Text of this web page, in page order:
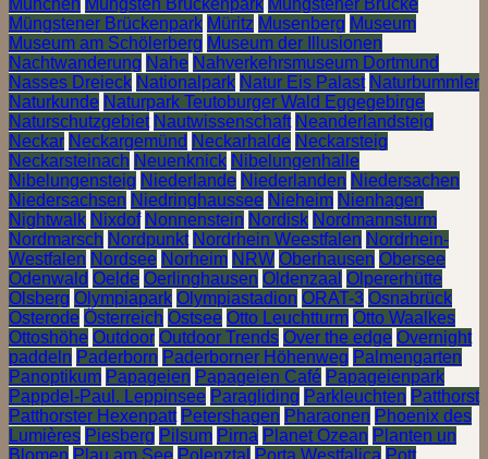
München Müngsten Brückenpark Müngstener Brücke
Müngstener Brückenpark Müritz Musenberg Museum
Museum am Schölerberg Museum der Illusionen
Nachtwanderung Nahe Nahverkehrsmuseum Dortmund
Nasses Dreieck Nationalpark Natur Eis Palast Naturbummler
Naturkunde Naturpark Teutoburger Wald Eggegebirge
Naturschutzgebiet Nautwissenschaft Neanderlandsteig
Neckar Neckargemünd Neckarhalde Neckarsteig
Neckarsteinach Neuenknick Nibelungenhalle
Nibelungensteig Niederlande Niederlanden Niedersachen
Niedersachsen Niedringhaussee Nieheim Nienhagen
Nightwalk Nixdof Nonnenstein Nordisk Nordmannsturm
Nordmarsch Nordpunkt Nordrhein Weestfalen Nordrhein-
Westfalen Nordsee Norheim NRW Oberhausen Obersee
Odenwald Oelde Oerlinghausen Oldenzaal Olpererhütte
Olsberg Olympiapark Olympiastadion ORAT-3 Osnabrück
Osterode Österreich Ostsee Otto Leuchtturm Otto Waalkes
Ottoshöhe Outdoor Outdoor Trends Over the edge Overnight
paddeln Paderborn Paderborner Höhenweg Palmengarten
Panoptikum Papageien Papageien Café Papageienpark
Pappdel-Paul. Leppinsee Paragliding Parkleuchten Patthorst
Patthorster Hexenpatt Petershagen Pharaonen Phoenix des
Lumières Piesberg Pilsum Pirna Planet Ozean Planten un